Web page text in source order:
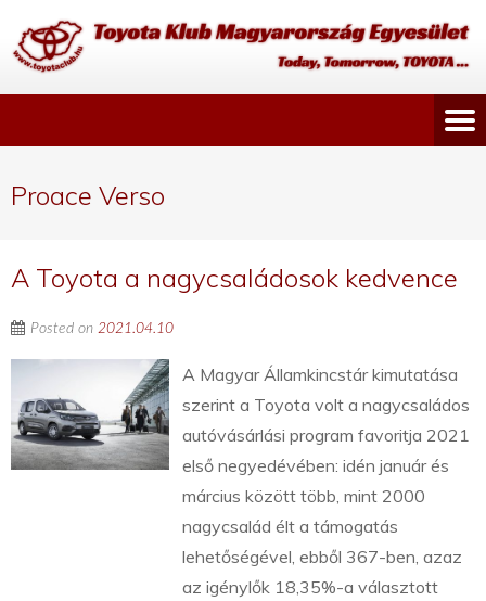
Proace Verso
A Toyota a nagycsaládosok kedvence
Posted on 2021.04.10
A Magyar Államkincstár kimutatása
szerint a Toyota volt a nagycsaládos
autóvásárlási program favoritja 2021
első negyedévében: idén január és
március között több, mint 2000
nagycsalád élt a támogatás
lehetőségével, ebből 367-ben, azaz
az igénylők 18,35%-a választott